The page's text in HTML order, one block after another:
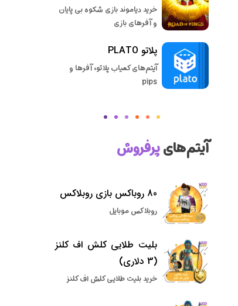
خرید دیاموند بازی شکوه بی پایان
و آفرهای بازی
پلاتو PLATO
آیتم‌های کمیاب پلاتو، آفرها و
pips
آیتم‌هایپرفروش
80 روباکس بازی روبلاکس
روبلاکس موبایل
بلیت طلایی کلش اف کلنز
(3 دلاری)
خرید بلیت طلایی کلش اف کلنز